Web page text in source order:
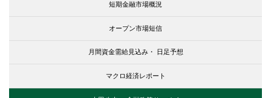
短期金融市場概況
オープン市場短信
月間資金需給見込み・ 日足予想
マクロ経済レポート